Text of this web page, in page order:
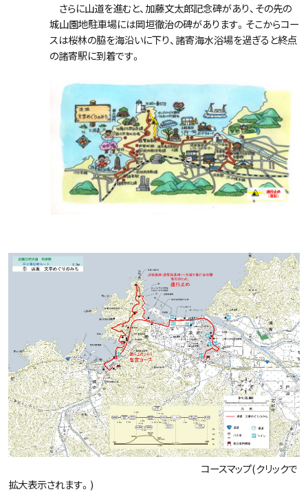
さらに山道を進むと、加藤文太郎記念碑があり、その先の
城山園地駐車場には岡垣徹治の碑があります。そこからコー
スは桜林の脇を海沿いに下り、諸寄海水浴場を過ぎると終点
の諸寄駅に到着です。
コースマップ(クリックで
拡大表示されます。)